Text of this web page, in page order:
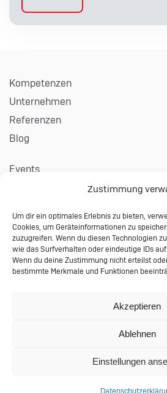
Zustimmung
Um dir ein optimales Erlebnis zu bieten,
Cookies, um Geräteinformationen zu
zuzugreifen. Wenn du diesen Technologien
wie das Surfverhalten oder eindeutige IDs
Wenn du deine Zustimmung nicht erteilst
bestimmte Merkmale und Funktionen
Akzeptieren
Ablehnen
Einstellungen
Kompetenzen
Unternehmen
Referenzen
Blog
Events
Kontakt
Impressum
Datenschutzerklärung
Allgemeine Auftragsbedingungen
© 2024 Performing Databases